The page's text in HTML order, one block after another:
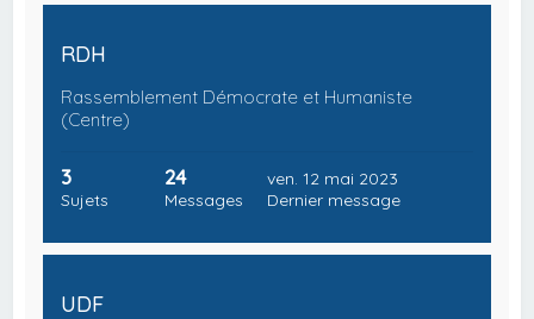
RDH
Rassemblement Démocrate et Humaniste
(Centre)
3
Sujets
24
Messages
ven. 12 mai 2023
Dernier message
UDF